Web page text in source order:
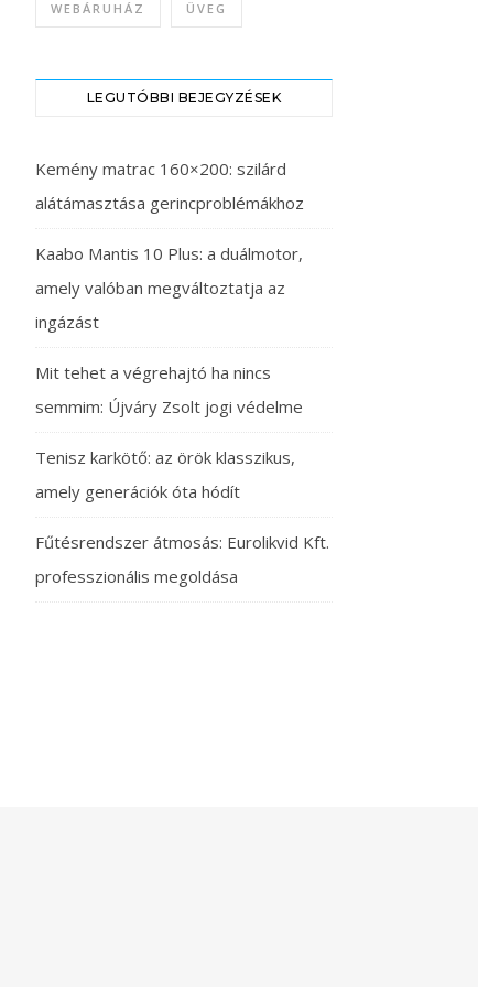
WEBÁRUHÁZ ÜVEG
LEGUTÓBBI BEJEGYZÉSEK
Kemény matrac 160×200: szilárd
alátámasztása gerincproblémákhoz
Kaabo Mantis 10 Plus: a duálmotor,
amely valóban megváltoztatja az
ingázást
Mit tehet a végrehajtó ha nincs
semmim: Újváry Zsolt jogi védelme
Tenisz karkötő: az örök klasszikus,
amely generációk óta hódít
Fűtésrendszer átmosás: Eurolikvid Kft.
professzionális megoldása